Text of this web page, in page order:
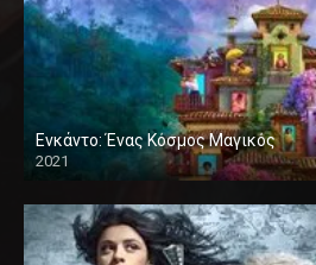
Ενκάντο: Ένας Κόσμος Μαγικός
2021